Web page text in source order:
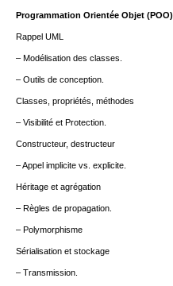
Programmation Orientée Objet (POO)
Rappel UML
– Modélisation des classes.
– Outils de conception.
Classes, propriétés, méthodes
– Visibilité et Protection.
Constructeur, destructeur
– Appel implicite vs. explicite.
Héritage et agrégation
– Règles de propagation.
– Polymorphisme
Sérialisation et stockage
– Transmission.